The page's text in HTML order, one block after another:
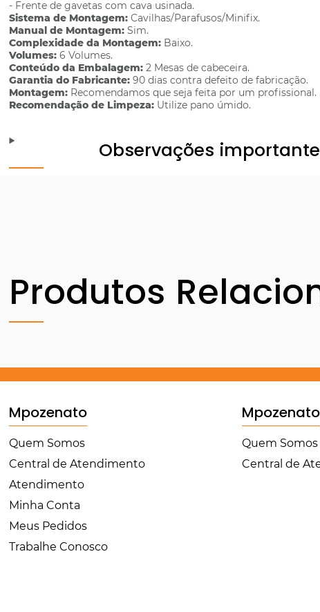
- Frente de gavetas com cava usinada.
Sistema de Montagem: Cavilhas/Parafusos/Minifix.
Manual de Montagem: Sim.
Complexidade da Montagem: Baixo.
Volumes: 6 Volumes.
Conteúdo da Embalagem: 2 Mesas de cabeceira.
Garantia do Fabricante: 90 dias contra defeito de fabricação.
Montagem: Recomendamos que seja feita por um profissional.
Recomendação de Limpeza: Utilize pano úmido.
Observações
Produtos
Mpozenato
Quem Somos
Central de Atendimento
Atendimento
Minha Conta
Meus Pedidos
Trabalhe Conosco
Mpozenato
Quem Somos
Central de